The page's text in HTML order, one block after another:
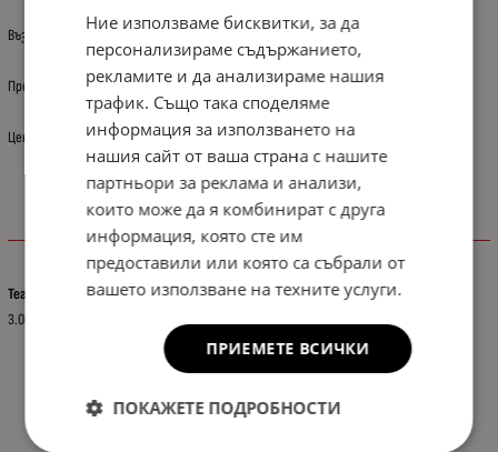
Възможно е снимката да не отговаря на описанието.
Произход: Полша
Цената е за: 1 бр.
Характеристики
Тегло (кг.)
3.00
Ние използваме бисквитки, за да
персонализираме съдържанието,
рекламите и да анализираме нашия
трафик. Също така споделяме
информация за използването на
нашия сайт от ваша страна с нашите
партньори за реклама и анализи,
които може да я комбинират с друга
информация, която сте им
предоставили или която са събрали от
вашето използване на техните услуги.
ПРИЕМЕТЕ ВСИЧКИ
ПОКАЖЕТЕ ПОДРОБНОСТИ